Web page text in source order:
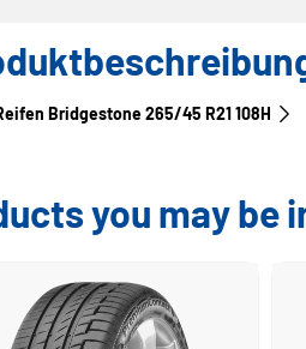
Bridgestone 265/45 R21 108H
you may be